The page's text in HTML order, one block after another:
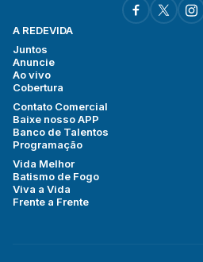
A REDEVIDA
Juntos
Anuncie
Ao vivo
Cobertura
Contato Comercial
Baixe nosso APP
Banco de Talentos
Programação
Vida Melhor
Batismo de Fogo
Viva a Vida
Frente a Frente